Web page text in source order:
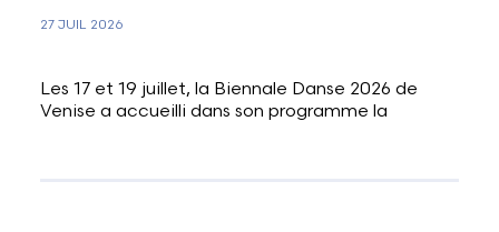
27 JUIL 2026
Les 17 et 19 juillet, la Biennale Danse 2026 de
Venise a accueilli dans son programme la